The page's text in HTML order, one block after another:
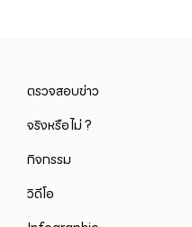
ตรวจสอบข่าว
จริงหรือไม่ ?
กิจกรรม
วิดีโอ